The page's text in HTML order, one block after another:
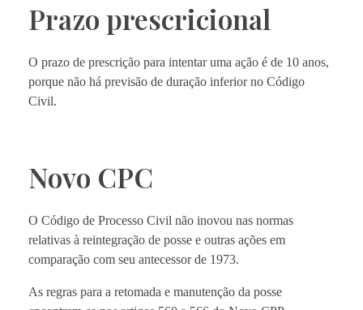
Prazo prescricional
O prazo de prescrição para intentar uma ação é de 10 anos,
porque não há previsão de duração inferior no Código
Civil.
Novo CPC
O Código de Processo Civil não inovou nas normas
relativas à reintegração de posse e outras ações em
comparação com seu antecessor de 1973.
As regras para a retomada e manutenção da posse